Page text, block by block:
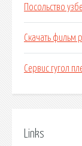
Посольство
Скачать фильм
Сервис гугол
Links